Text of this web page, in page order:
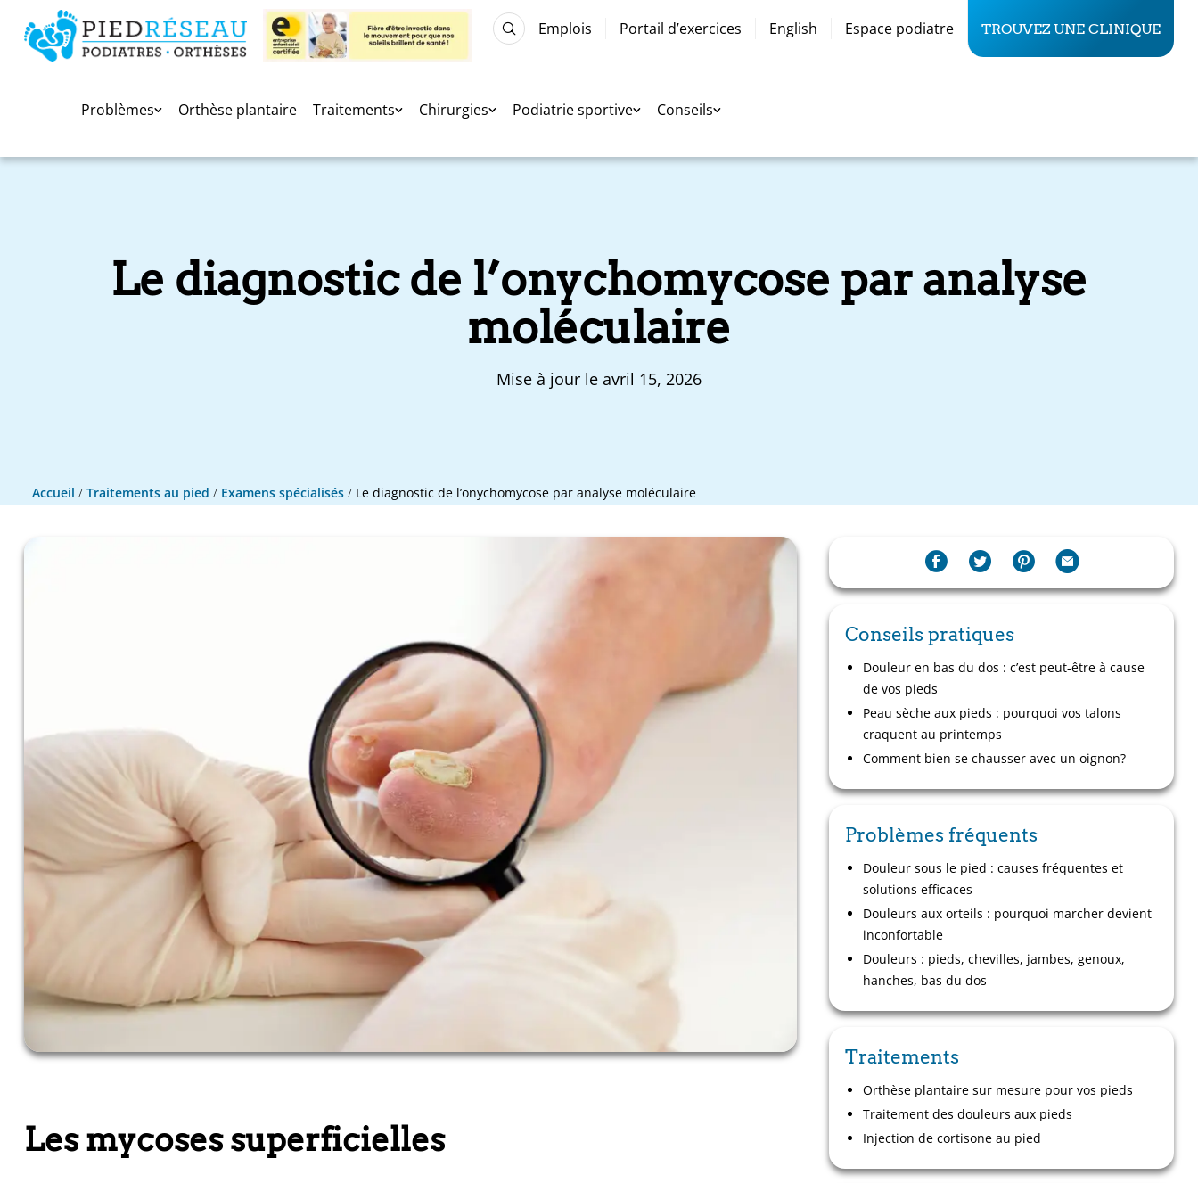
Problèmes Orthèse plantaire Traitements Chirurgies Podiatrie sportive Conseils
Emplois Portail d’exercices English Espace podiatre TROUVEZ UNE CLINIQUE
Le diagnostic de l’onychomycose par analyse
moléculaire
Mise à jour le avril 15, 2026
Accueil / Traitements au pied / Examens spécialisés / Le diagnostic de l’onychomycose par analyse moléculaire
Les mycoses superficielles
Conseils pratiques
Douleur en bas du dos : c’est peut-être à cause
de vos pieds
Peau sèche aux pieds : pourquoi vos talons
craquent au printemps
Comment bien se chausser avec un oignon?
Problèmes fréquents
Douleur sous le pied : causes fréquentes et
solutions efficaces
Douleurs aux orteils : pourquoi marcher devient
inconfortable
Douleurs : pieds, chevilles, jambes, genoux,
hanches, bas du dos
Traitements
Orthèse plantaire sur mesure pour vos pieds
Traitement des douleurs aux pieds
Injection de cortisone au pied